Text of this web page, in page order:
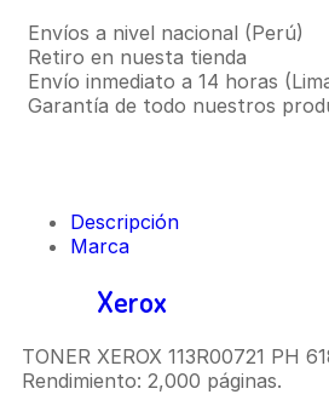
Envíos a nivel nacional (Perú)
Retiro en nuesta tienda
Envío inmediato a 14 horas
Garantía de todo nuestros
Descripción
Marca
Xerox
TONER XEROX 113R00721 PH
Rendimiento: 2,000 páginas.